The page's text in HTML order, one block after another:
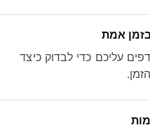
אמת
עליכם כדי לבדוק כיצד